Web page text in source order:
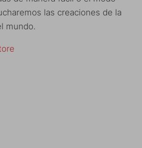
las creaciones de la
mundo.